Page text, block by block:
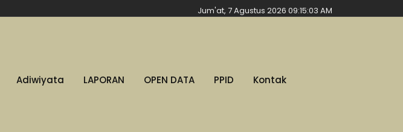
Jum'at, 7 Agustus 2026 09:15:04 AM
Adiwiyata LAPORAN OPEN DATA PPID Kontak